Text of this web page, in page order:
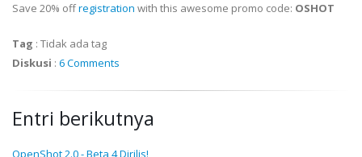
Save 20% offregistration with this awesome promo code: OSHOT
Tag : Tidak ada tag
Diskusi : 6 Comments
Entri berikutnya
OpenShot 2.0 - Beta 4 Dirilis!